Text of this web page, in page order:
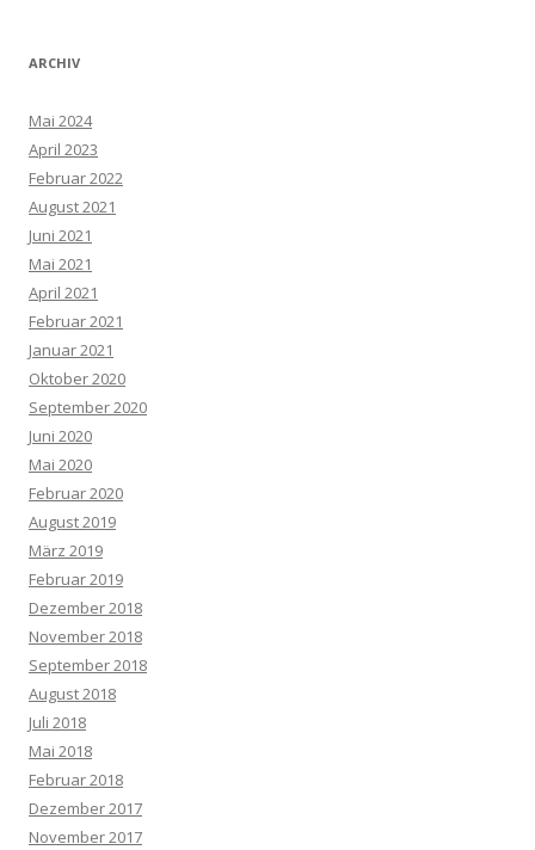
ARCHIV
Mai 2024
April 2023
Februar 2022
August 2021
Juni 2021
Mai 2021
April 2021
Februar 2021
Januar 2021
Oktober 2020
September 2020
Juni 2020
Mai 2020
Februar 2020
August 2019
März 2019
Februar 2019
Dezember 2018
November 2018
September 2018
August 2018
Juli 2018
Mai 2018
Februar 2018
Dezember 2017
November 2017